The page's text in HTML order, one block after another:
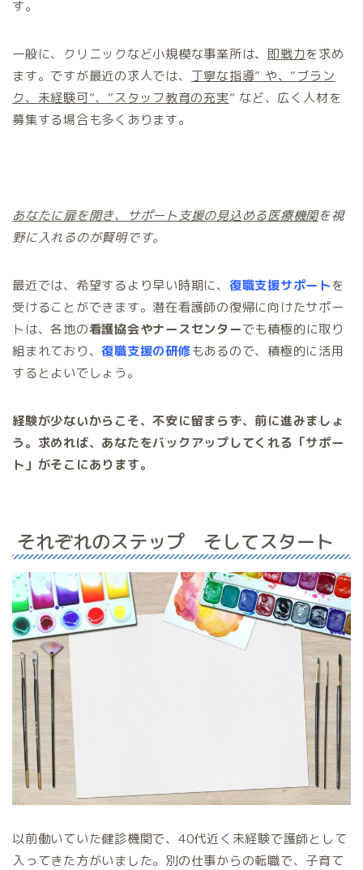
す。
一般に、クリニックなど小規模な事業所は、即戦力を求め
ます。ですが最近の求人では、 丁寧な指導” や、”ブラン
ク、未経験可”、”スタッフ教育の充実” など、広く人材を
募集する場合も多くあります。
あなたに扉を開き、サポート支援の見込める医療機関を視
野に入れるのが賢明です。
最近では、希望するより早い時期に、 復職支援サポートを
受けることができます。潜在看護師の復帰に向けたサポー
トは、各地の看護協会やナースセンターでも積極的に取り
組まれており、復職支援の研修もあるので、積極的に活用
するとよいでしょう。
経験が少ないからこそ、不安に留まらず、前に進みましょ
う。求めれば、あなたをバックアップしてくれる「サポー
ト」がそこにあります。
それぞれのステップ そしてスタート
以前働いていた健診機関で、40代近く未経験で護師として
入ってきた方がいました。別の仕事からの転職で、子育て